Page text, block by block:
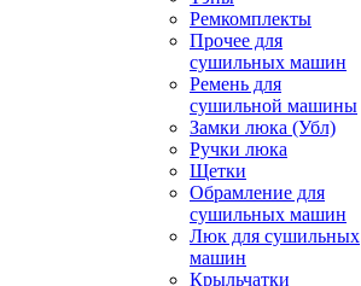
Ремкомплекты
Прочее для
сушильных машин
Ремень для
сушильной машины
Замки люка (Убл)
Ручки люка
Щетки
Обрамление для
сушильных машин
Люк для сушильных
машин
Крыльчатки